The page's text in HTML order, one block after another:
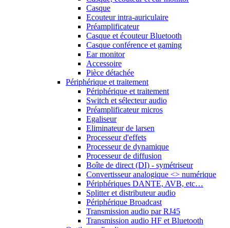
Casque
Ecouteur intra-auriculaire
Préamplificateur
Casque et écouteur Bluetooth
Casque conférence et gaming
Ear monitor
Accessoire
Pièce détachée
Périphérique et traitement
Périphérique et traitement
Switch et sélecteur audio
Préamplificateur micros
Egaliseur
Eliminateur de larsen
Processeur d'effets
Processeur de dynamique
Processeur de diffusion
Boîte de direct (DI) - symétriseur
Convertisseur analogique <> numérique
Périphériques DANTE, AVB, etc…
Splitter et distributeur audio
Périphérique Broadcast
Transmission audio par RJ45
Transmission audio HF et Bluetooth